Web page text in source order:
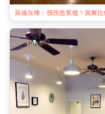
英倫灰橡｜想改造家裡？其實